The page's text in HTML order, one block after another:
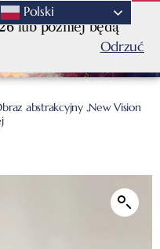
lub później będą
Odrzuć
abstrakcyjny „New Vision
Polski